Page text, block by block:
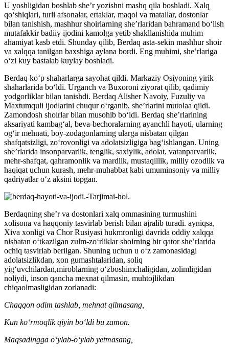
U yoshligidan boshlab sheʼr yozishni mashq qila boshladi. Xalq
qoʻshiqlari, turli afsonalar, ertaklar, maqol va matallar, dostonlar
bilan tanishish, mashhur shoirlarning sheʼrlaridan bahramand boʻlish
mutafakkir badiiy ijodini kamolga yetib shakllanishida muhim
ahamiyat kasb etdi. Shunday qilib, Berdaq asta-sekin mashhur shoir
va xalqqa tanilgan baxshiga aylana bordi. Eng muhimi, sheʼrlariga
oʻzi kuy bastalab kuylay boshladi.
Berdaq koʻp shaharlarga sayohat qildi. Markaziy Osiyoning yirik
shaharlarida boʻldi. Urganch va Buxoroni ziyorat qilib, qadimiy
yodgorliklar bilan tanishdi. Berdaq Alisher Navoiy, Fuzuliy va
Maxtumquli ijodlarini chuqur oʻrganib, sheʼrlarini mutolaa qildi.
Zamondosh shoirlar bilan musohib boʻldi. Berdaq sheʼrlarining
aksariyati kambagʻal, beva-bechoralarning ayanchli hayoti, ularning
ogʻir mehnati, boy-zodagonlarning ularga nisbatan qilgan
shafqatsizligi, zoʻrovonligi va adolatsizligiga bagʻishlangan. Uning
sheʼrlarida insonparvarlik, tenglik, saxiylik, adolat, vatanparvarlik,
mehr-shafqat, qahramonlik va mardlik, mustaqillik, milliy ozodlik va
haqiqat uchun kurash, mehr-muhabbat kabi umuminsoniy va milliy
qadriyatlar oʻz aksini topgan.
Berdaqning sheʼr va dostonlari xalq ommasining turmushini
xolisona va haqqoniy tasvirlab berish bilan ajralib turadi. ayniqsa,
Xiva xonligi va Chor Rusiyasi hukmronligi davrida oddiy xalqqa
nisbatan oʻtkazilgan zulm-zoʻrliklar shoirning bir qator sheʼrlarida
ochiq tasvirlab berilgan. Shuning uchun u oʻz zamonasidagi
adolatsizlikdan, xon gumashtalaridan, soliq
yigʻuvchilardan,miroblarning oʻzboshimchaligidan, zolimligidan
noliydi, inson qancha mexnat qilmasin, muhtojlikdan
chiqaolmasligidan zorlanadi:
Chaqqon odim tashlab, mehnat qilmasang,
Kun koʻrmoqlik qiyin boʻldi bu zamon.
Maqsadingga oʻylab-oʻylab yetmasang,